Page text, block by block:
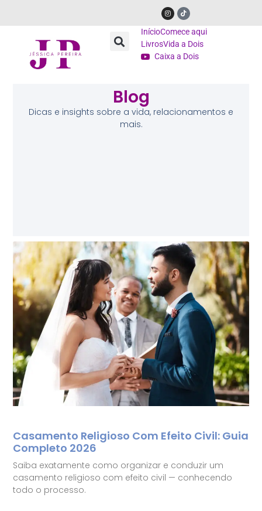
InícioComece aqui
LivrosVida a Dois
Caixa a Dois
Blog
Dicas e insights sobre a vida, relacionamentos e
mais.
Casamento Religioso Com Efeito Civil: Guia
Completo 2026
Saiba exatamente como organizar e conduzir um
casamento religioso com efeito civil — conhecendo
todo o processo.